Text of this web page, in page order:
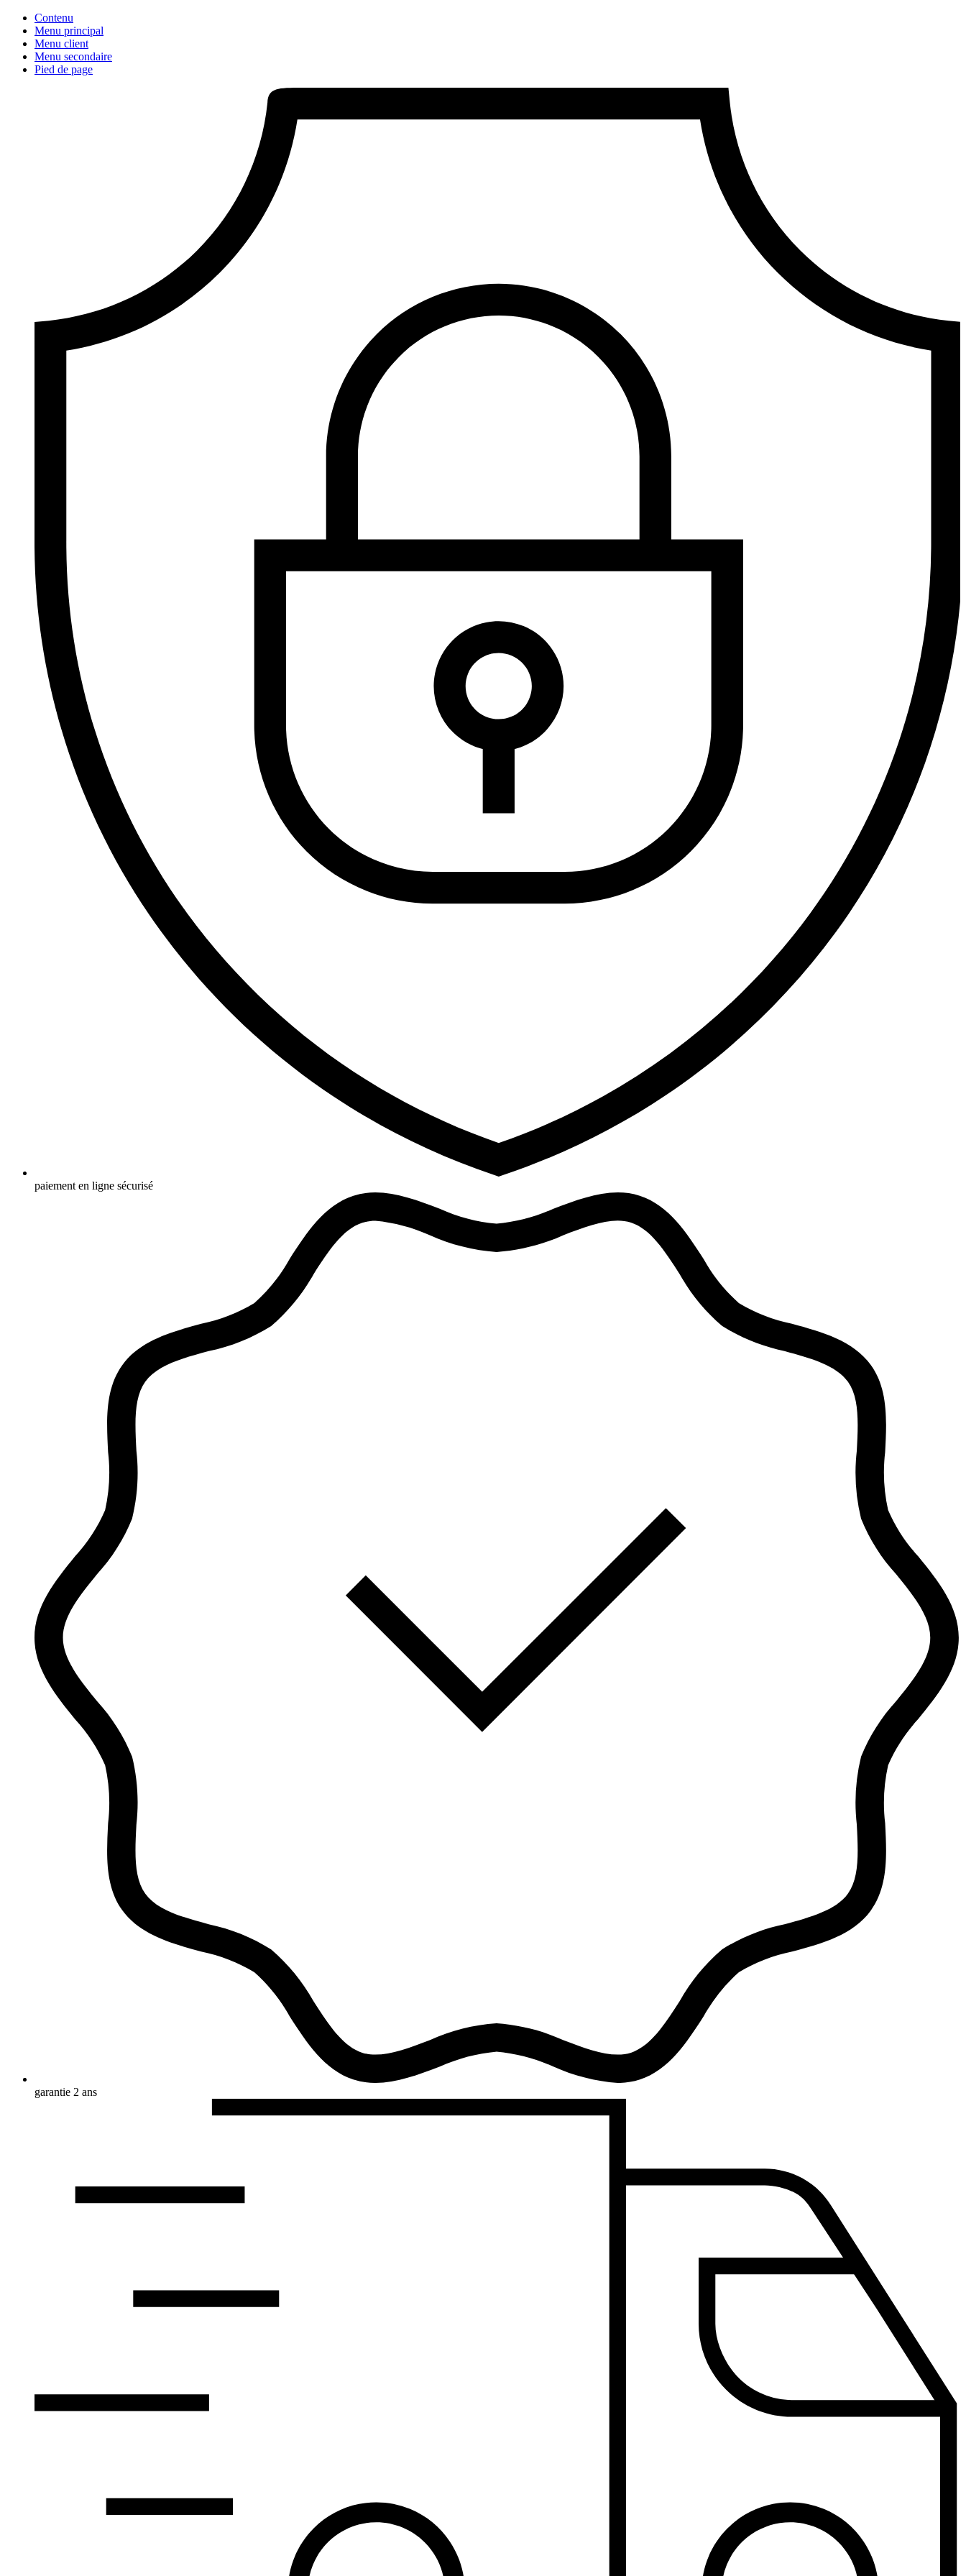
Contenu
Menu principal
Menu client
Menu secondaire
Pied de page
paiement en ligne sécurisé
garantie 2 ans